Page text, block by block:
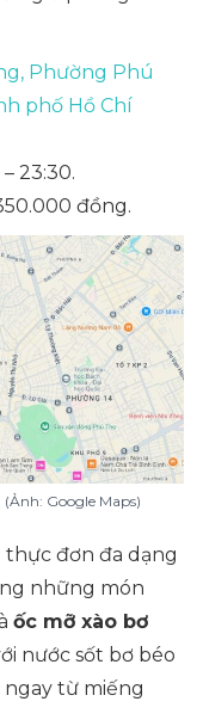
Phường Phú
phố Hồ Chí
– 23:30.
đồng.
Google Maps)
thực đơn đa dạng
những món
ốc mỡ xào bơ
nước sốt bơ béo
ngay từ miếng